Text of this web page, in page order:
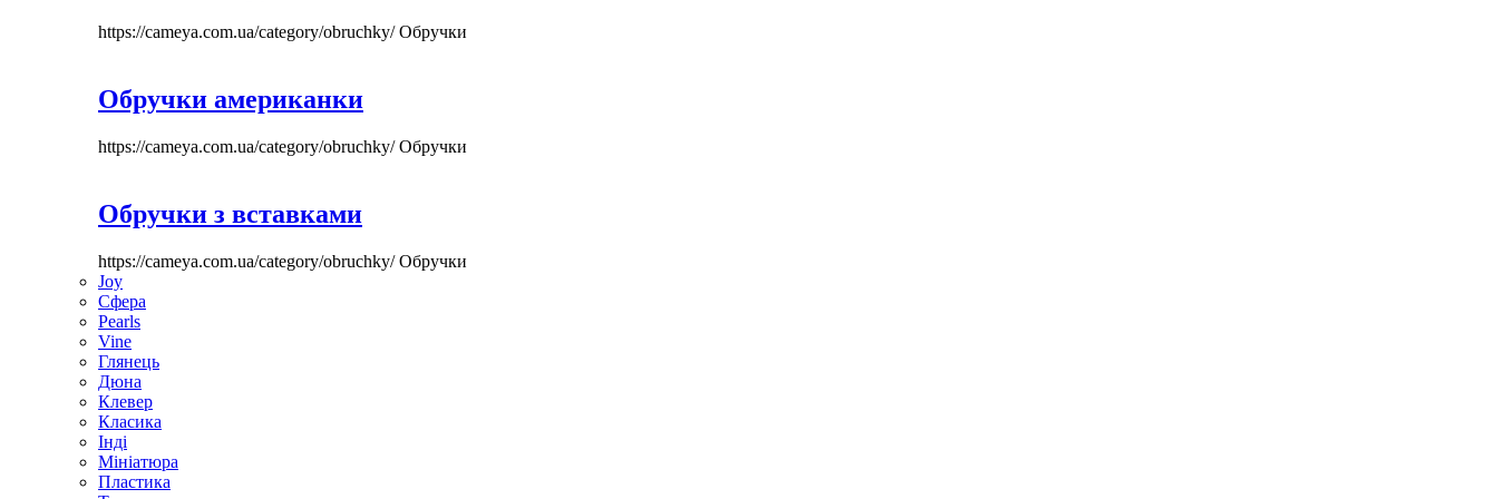
https://cameya.com.ua/category/obruchky/Обручки
Обручки американки
https://cameya.com.ua/category/obruchky/Обручки
Обручки з вставками
https://cameya.com.ua/category/obruchky/Обручки
Joy
Сфера
Pearls
Vine
Глянець
Дюна
Клевер
Класика
Інді
Мініатюра
Пластика